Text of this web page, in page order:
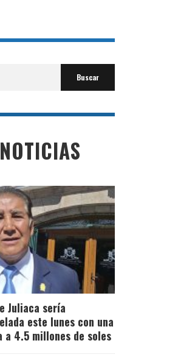
Juliaca sería
este lunes con una
a 4.5 millones de soles